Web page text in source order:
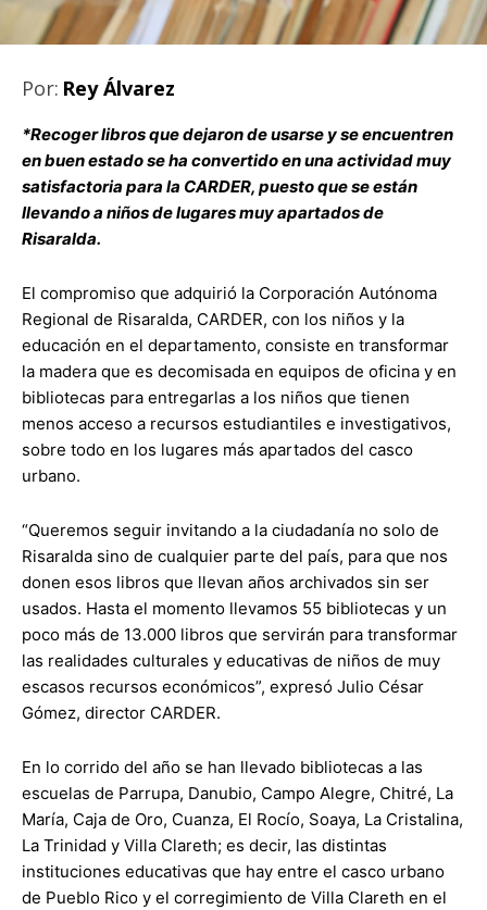
Por: Rey Álvarez
*Recoger libros que dejaron de usarse y se encuentren
en buen estado se ha convertido en una actividad muy
satisfactoria para la CARDER, puesto que se están
llevando a niños de lugares muy apartados de
Risaralda.
El compromiso que adquirió la Corporación Autónoma
Regional de Risaralda, CARDER, con los niños y la
educación en el departamento, consiste en transformar
la madera que es decomisada en equipos de oficina y en
bibliotecas para entregarlas a los niños que tienen
menos acceso a recursos estudiantiles e investigativos,
sobre todo en los lugares más apartados del casco
urbano.
“Queremos seguir invitando a la ciudadanía no solo de
Risaralda sino de cualquier parte del país, para que nos
donen esos libros que llevan años archivados sin ser
usados. Hasta el momento llevamos 55 bibliotecas y un
poco más de 13.000 libros que servirán para transformar
las realidades culturales y educativas de niños de muy
escasos recursos económicos”, expresó Julio César
Gómez, director CARDER.
En lo corrido del año se han llevado bibliotecas a las
escuelas de Parrupa, Danubio, Campo Alegre, Chitré, La
María, Caja de Oro, Cuanza, El Rocío, Soaya, La Cristalina,
La Trinidad y Villa Clareth; es decir, las distintas
instituciones educativas que hay entre el casco urbano
de Pueblo Rico y el corregimiento de Villa Clareth en el